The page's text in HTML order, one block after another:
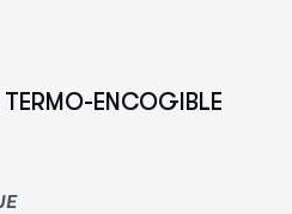
TERMO-ENCOGIBLE